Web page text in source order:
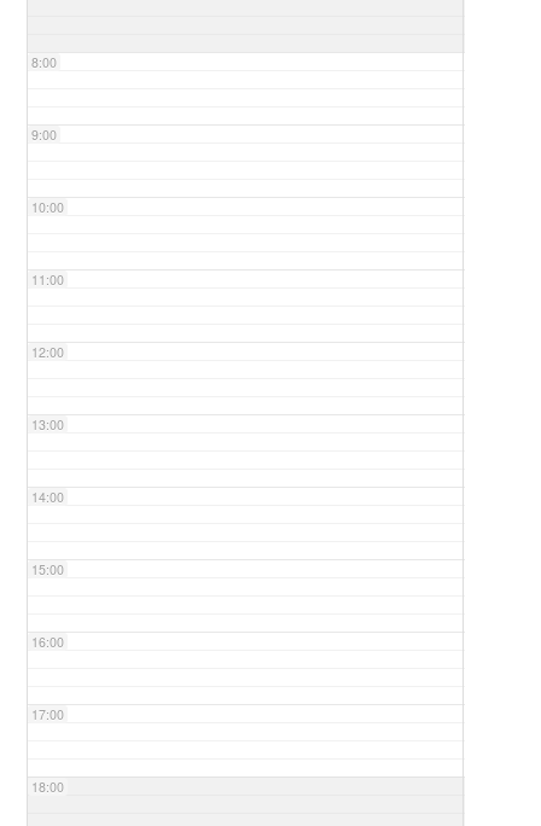
8:00
9:00
10:00
11:00
12:00
13:00
14:00
15:00
16:00
17:00
18:00